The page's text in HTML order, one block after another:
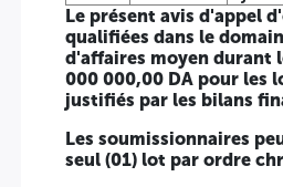
retirer le cahier des charges
; Une offre technique ; Une
: Comportant :
Le présent avis d'appel
qualifiées dans le
d'affaires moyen durant
000 000,00 DA pour les
justifiés par les bilans
Les soumissionnaires
seul (01) lot par ordre